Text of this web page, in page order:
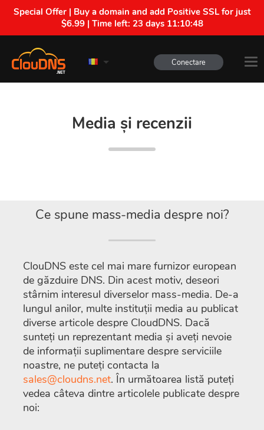
Special Offer | Buy a domain and add Positive SSL for just
$6.99 | Time left: 23 days 11:10:47
Conectare
Media și recenzii
Ce spune mass-media despre noi?
ClouDNS este cel mai mare furnizor european
de găzduire DNS. Din acest motiv, deseori
stârnim interesul diverselor mass-media. De-a
lungul anilor, multe instituții media au publicat
diverse articole despre CloudDNS. Dacă
sunteți un reprezentant media și aveți nevoie
de informații suplimentare despre serviciile
noastre, ne puteți contacta la
sales@cloudns.net. În următoarea listă puteți
vedea câteva dintre articolele publicate despre
noi: